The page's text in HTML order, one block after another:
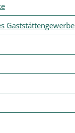
Gaststättengewerbe